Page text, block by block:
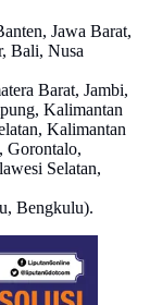
Jawa Barat,
Bali, Nusa
Barat, Jambi,
Kalimantan
Kalimantan
Gorontalo,
Selatan,
Bengkulu).